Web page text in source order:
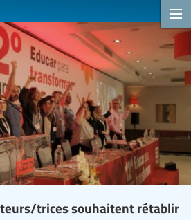
trices souhaitent rétablir